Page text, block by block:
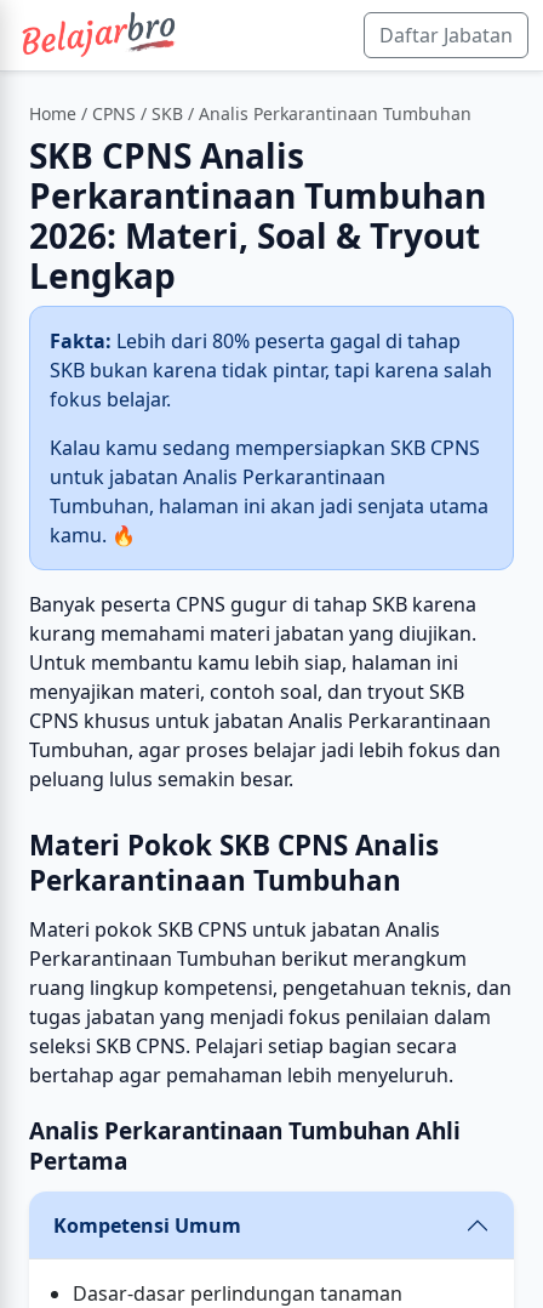
Daftar Jabatan
Home / CPNS / SKB / Analis Perkarantinaan Tumbuhan
SKB CPNS Analis
Perkarantinaan Tumbuhan
2026: Materi, Soal & Tryout
Lengkap
Fakta: Lebih dari 80% peserta gagal di tahap
SKB bukan karena tidak pintar, tapi karena salah
fokus belajar.
Kalau kamu sedang mempersiapkan SKB CPNS
untuk jabatan Analis Perkarantinaan
Tumbuhan, halaman ini akan jadi senjata utama
kamu. 🔥
Banyak peserta CPNS gugur di tahap SKB karena
kurang memahami materi jabatan yang diujikan.
Untuk membantu kamu lebih siap, halaman ini
menyajikan materi, contoh soal, dan tryout SKB
CPNS khusus untuk jabatan Analis Perkarantinaan
Tumbuhan, agar proses belajar jadi lebih fokus dan
peluang lulus semakin besar.
Materi Pokok SKB CPNS Analis
Perkarantinaan Tumbuhan
Materi pokok SKB CPNS untuk jabatan Analis
Perkarantinaan Tumbuhan berikut merangkum
ruang lingkup kompetensi, pengetahuan teknis, dan
tugas jabatan yang menjadi fokus penilaian dalam
seleksi SKB CPNS. Pelajari setiap bagian secara
bertahap agar pemahaman lebih menyeluruh.
Analis Perkarantinaan Tumbuhan Ahli
Pertama
Kompetensi Umum
Dasar-dasar perlindungan tanaman